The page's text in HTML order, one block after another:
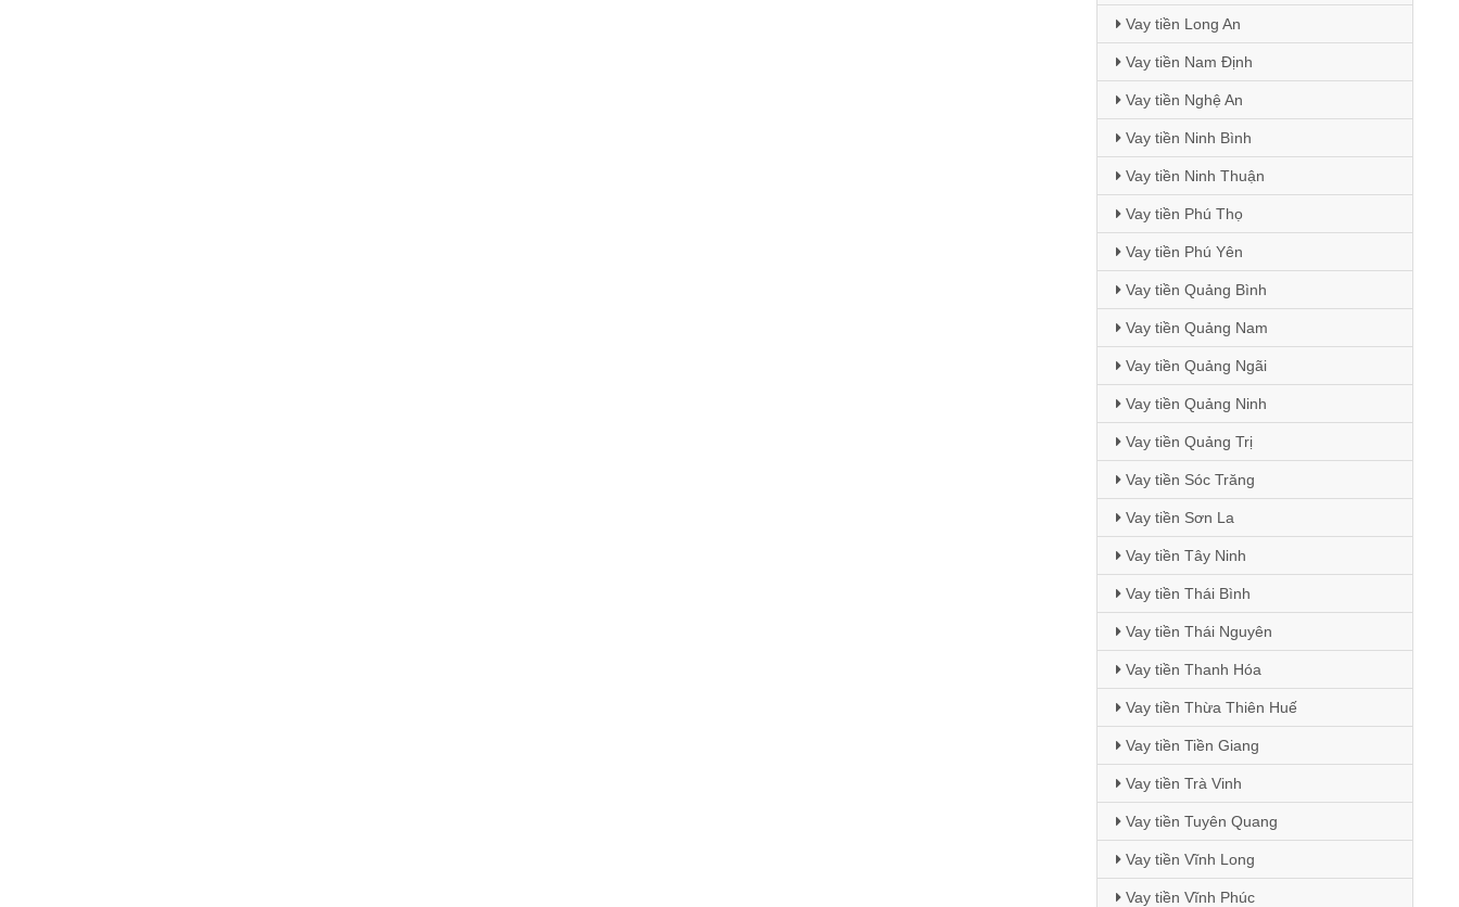
Vay tiền Long An
Vay tiền Nam Định
Vay tiền Nghệ An
Vay tiền Ninh Bình
Vay tiền Ninh Thuận
Vay tiền Phú Thọ
Vay tiền Phú Yên
Vay tiền Quảng Bình
Vay tiền Quảng Nam
Vay tiền Quảng Ngãi
Vay tiền Quảng Ninh
Vay tiền Quảng Trị
Vay tiền Sóc Trăng
Vay tiền Sơn La
Vay tiền Tây Ninh
Vay tiền Thái Bình
Vay tiền Thái Nguyên
Vay tiền Thanh Hóa
Vay tiền Thừa Thiên Huế
Vay tiền Tiền Giang
Vay tiền Trà Vinh
Vay tiền Tuyên Quang
Vay tiền Vĩnh Long
Vay tiền Vĩnh Phúc